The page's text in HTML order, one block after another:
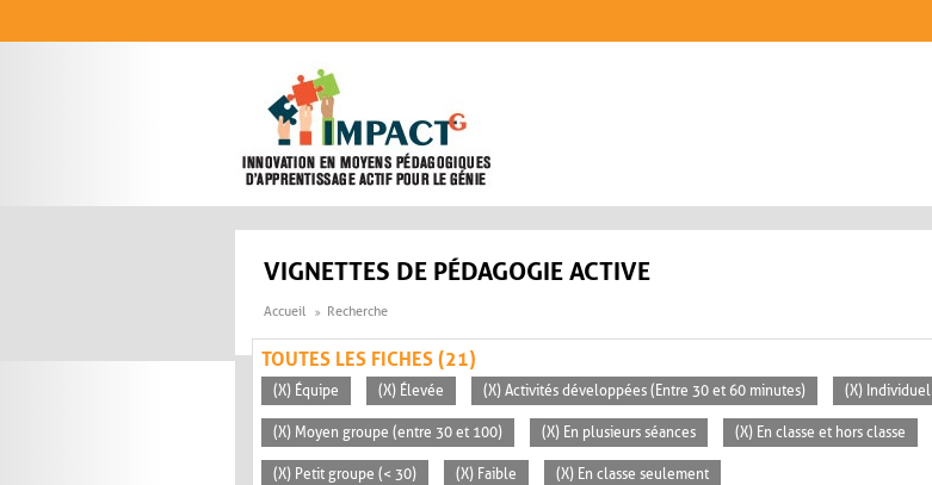
VIGNETTES DE PÉDAGOGIE ACTIVE
Accueil Recherche
TOUTES LES FICHES (21)
(X) Équipe (X) Élevée (X) Activités développées (Entre 30 et 60 minutes) (X) Individuel
(X) Moyen groupe (entre 30 et 100) (X) En plusieurs séances (X) En classe et hors classe
(X) Petit groupe (< 30) (X) Faible (X) En classe seulement